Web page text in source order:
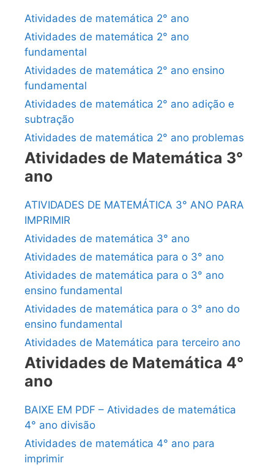
Atividades de matemática 2° ano
Atividades de matemática 2° ano
fundamental
Atividades de matemática 2° ano ensino
fundamental
Atividades de matemática 2° ano adição e
subtração
Atividades de matemática 2° ano problemas
Atividades de Matemática 3°
ano
ATIVIDADES DE MATEMÁTICA 3° ANO PARA
IMPRIMIR
Atividades de matemática 3° ano
Atividades de matemática para o 3° ano
Atividades de matemática para o 3° ano
ensino fundamental
Atividades de matemática para o 3° ano do
ensino fundamental
Atividades de Matemática para terceiro ano
Atividades de Matemática 4°
ano
BAIXE EM PDF – Atividades de matemática
4° ano divisão
Atividades de matemática 4° ano para
imprimir